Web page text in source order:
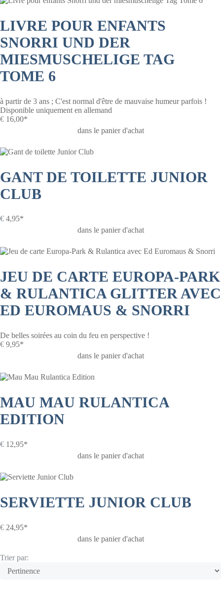
LIVRE POUR ENFANTS
SNORRI UND DER
MIESMUSCHELIGE TAG
TOME 6
à partir de 3 ans ; C'est normal d'être de mauvaise humeur parfois !
Disponible uniquement en allemand
€ 16,00*
dans le panier d'achat
GANT DE TOILETTE JUNIOR
CLUB
€ 4,95*
dans le panier d'achat
JEU DE CARTE EUROPA-PARK
& RULANTICA GLITTER AVEC
ED EUROMAUS & SNORRI
De belles soirées au coin du feu en perspective !
€ 9,95*
dans le panier d'achat
MAU MAU RULANTICA
EDITION
€ 12,95*
dans le panier d'achat
SERVIETTE JUNIOR CLUB
€ 24,95*
dans le panier d'achat
Trier par: